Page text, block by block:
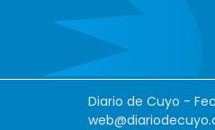
Diario de Cuyo -